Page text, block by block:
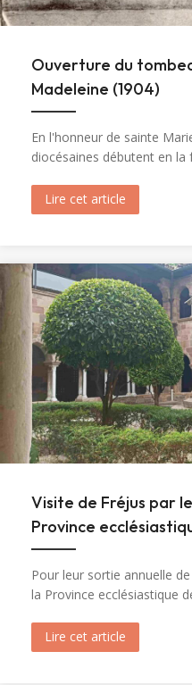
Ouverture du
Madeleine (1904)
En l'honneur de sainte
diocésaines débutent en la
Lire cet article
Visite de Fréjus par
Province
Pour leur sortie annuelle
la Province ecclésiastique
Lire cet article